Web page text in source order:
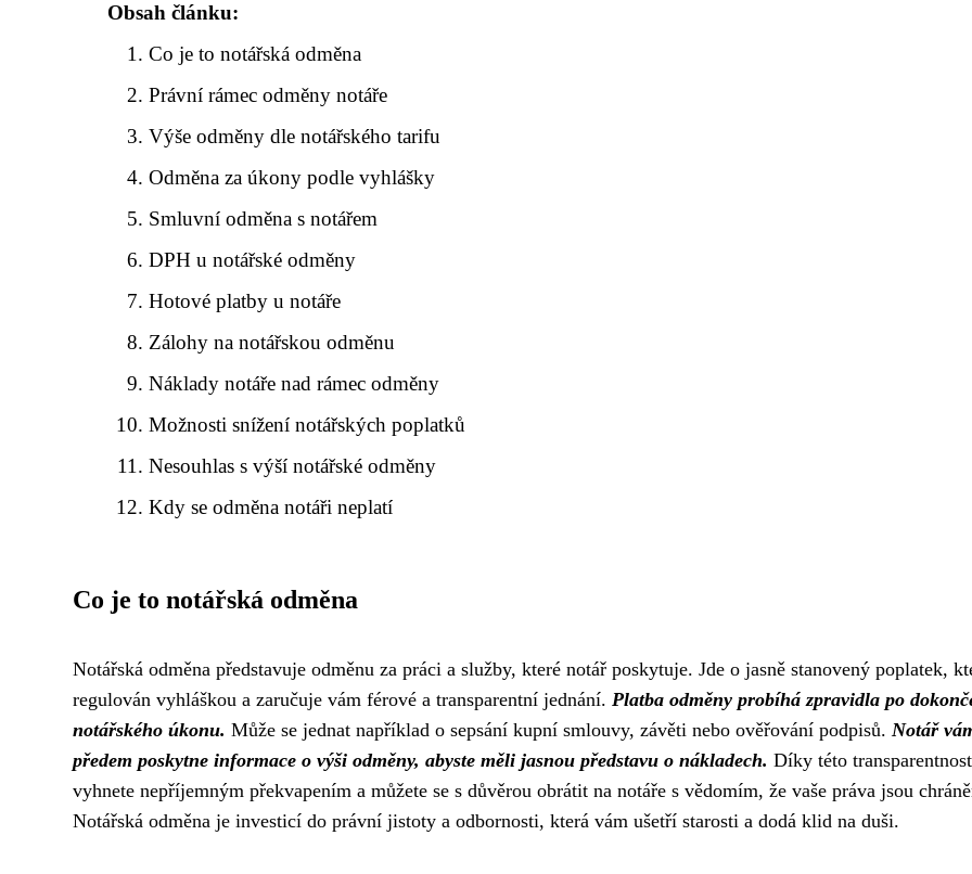
Obsah článku:
Co je to notářská odměna
Právní rámec odměny notáře
Výše odměny dle notářského tarifu
Odměna za úkony podle vyhlášky
Smluvní odměna s notářem
DPH u notářské odměny
Hotové platby u notáře
Zálohy na notářskou odměnu
Náklady notáře nad rámec odměny
Možnosti snížení notářských poplatků
Nesouhlas s výší notářské odměny
Kdy se odměna notáři neplatí
Co je to notářská odměna
Notářská odměna představuje odměnu za práci a služby, které notář poskytuje. Jde o jasně stanovený poplatek,
regulován vyhláškou a zaručuje vám férové a transparentní jednání. Platba odměny probíhá zpravidla po
notářského úkonu. Může se jednat například o sepsání kupní smlouvy, závěti nebo ověřování podpisů. Notář
předem poskytne informace o výši odměny, abyste měli jasnou představu o nákladech. Díky této
vyhnete nepříjemným překvapením a můžete se s důvěrou obrátit na notáře s vědomím, že vaše práva jsou
Notářská odměna je investicí do právní jistoty a odbornosti, která vám ušetří starosti a dodá klid na duši.